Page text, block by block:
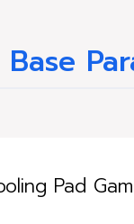
Base
Pad